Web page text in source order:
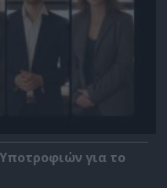
για το